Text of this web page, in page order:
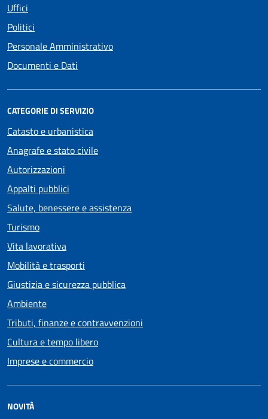
Uffici
Politici
Personale Amministrativo
Documenti e Dati
CATEGORIE DI SERVIZIO
Catasto e urbanistica
Anagrafe e stato civile
Autorizzazioni
Appalti pubblici
Salute, benessere e assistenza
Turismo
Vita lavorativa
Mobilità e trasporti
Giustizia e sicurezza pubblica
Ambiente
Tributi, finanze e contravvenzioni
Cultura e tempo libero
Imprese e commercio
NOVITÀ